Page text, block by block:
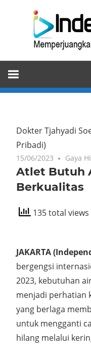
Memperjuangkan
Keadilan
dan
Dokter Tjahyadi
Pribadi)
15/06/2023 Gaya
Atlet Butuh
Berkualitas
135 total views
JAKARTA
bergengsi
2023, kebutuhan
menjadi perhatian
yang berlaga
untuk mengganti
hilang melalui